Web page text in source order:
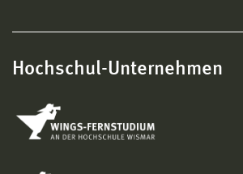
Hochschul-Unternehmen